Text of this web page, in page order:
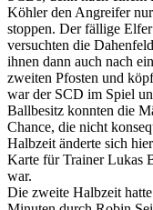
Köhler den Angreifer
stoppen. Der fällige
versuchten die
ihnen dann auch nach
zweiten Pfosten und
war der SCD im Spiel
Ballbesitz konnten die
Chance, die nicht
Halbzeit änderte sich
Karte für Trainer Lukas
war.
Die zweite Halbzeit